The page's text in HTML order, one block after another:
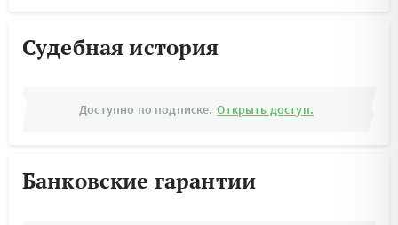
Судебная история
Доступно по подписке. Открыть доступ.
Банковские гарантии